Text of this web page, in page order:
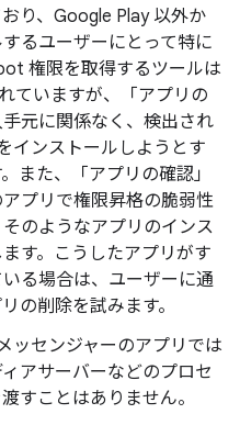
り、Google Play 以外か
るユーザーにとって特に
権限を取得するツールは
ていますが、「アプリの
元に関係なく、検出され
インストールしようとす
また、「アプリの確認」
プリで権限昇格の脆弱性
のようなアプリのインス
す。こうしたアプリがす
る場合は、ユーザーに通
の削除を試みます。
ッセンジャーのアプリでは
アサーバーなどのプロセ
すことはありません。